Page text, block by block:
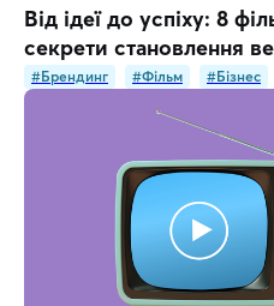
Від ідеї до успіху: 8
секрети становлення
#Брендинг #Фільм #Бізнес